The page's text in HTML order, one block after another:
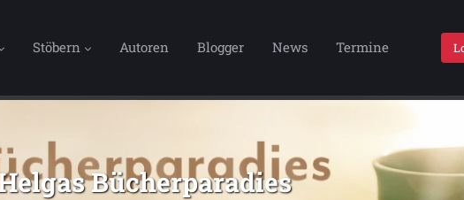
Stöbern Autoren Blogger News Termine
Bücherparadies